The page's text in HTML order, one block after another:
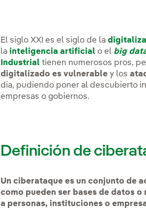
El siglo XXI es el siglo de la
la inteligencia artificial o el big
Industrial tienen numerosos pros,
digitalizado es vulnerable y los
día, pudiendo poner al descubierto
empresas o gobiernos.
Definición de
Un ciberataque es un conjunto de
como pueden ser bases de datos
a personas, instituciones o